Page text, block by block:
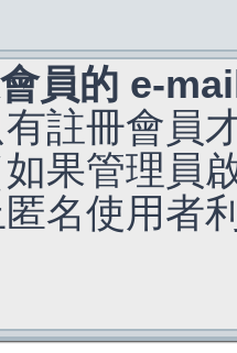
員的 e-
註冊會員
果管理員
名使用者